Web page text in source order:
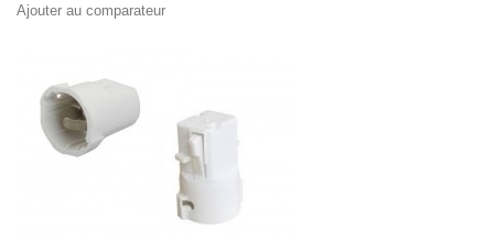
Ajouter au comparateur